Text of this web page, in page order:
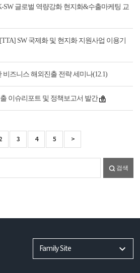
SW 글로벌 역량강화 현지화&수출마케팅 교
SW 국제화 및 현지화 지원사업 이용기
즈니스 해외진출 전략 세미나(12.1)
이슈리포트 및 정책보고서 발간
3 4 5 >
검색
Family Site